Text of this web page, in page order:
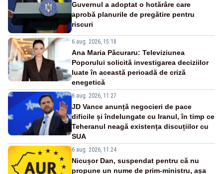
Guvernul a adoptat o hotărâre care
aprobă planurile de pregătire pentru
riscuri
6 aug. 2026, 15:18
Ana Maria Păcuraru: Televiziunea
Poporului solicită investigarea deciziilor
luate în această perioadă de criză
enegetică
6 aug. 2026, 11:27
JD Vance anunță negocieri de pace
dificile și îndelungate cu Iranul, în timp ce
Teheranul neagă existența discuțiilor cu
SUA
6 aug. 2026, 11:24
Nicușor Dan, suspendat pentru că nu
propune un nume de prim-ministru, așa